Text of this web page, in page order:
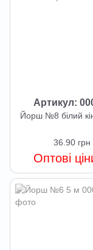
Артикул:
Йорш №8 білий
36.90 грн
Оптові